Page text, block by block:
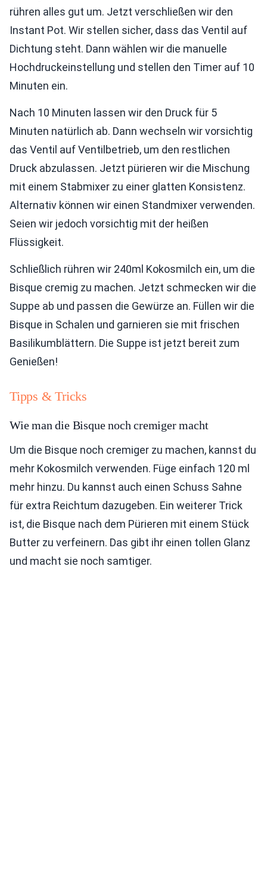
rühren alles gut um. Jetzt verschließen wir den
Instant Pot. Wir stellen sicher, dass das Ventil auf
Dichtung steht. Dann wählen wir die manuelle
Hochdruckeinstellung und stellen den Timer auf 10
Minuten ein.
Nach 10 Minuten lassen wir den Druck für 5
Minuten natürlich ab. Dann wechseln wir vorsichtig
das Ventil auf Ventilbetrieb, um den restlichen
Druck abzulassen. Jetzt pürieren wir die Mischung
mit einem Stabmixer zu einer glatten Konsistenz.
Alternativ können wir einen Standmixer verwenden.
Seien wir jedoch vorsichtig mit der heißen
Flüssigkeit.
Schließlich rühren wir 240ml Kokosmilch ein, um die
Bisque cremig zu machen. Jetzt schmecken wir die
Suppe ab und passen die Gewürze an. Füllen wir die
Bisque in Schalen und garnieren sie mit frischen
Basilikumblättern. Die Suppe ist jetzt bereit zum
Genießen!
Tipps & Tricks
Wie man die Bisque noch cremiger macht
Um die Bisque noch cremiger zu machen, kannst du
mehr Kokosmilch verwenden. Füge einfach 120 ml
mehr hinzu. Du kannst auch einen Schuss Sahne
für extra Reichtum dazugeben. Ein weiterer Trick
ist, die Bisque nach dem Pürieren mit einem Stück
Butter zu verfeinern. Das gibt ihr einen tollen Glanz
und macht sie noch samtiger.